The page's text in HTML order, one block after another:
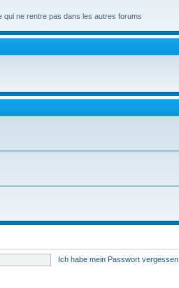
qui ne rentre pas dans les autres forums
Ich habe mein Passwort vergessen